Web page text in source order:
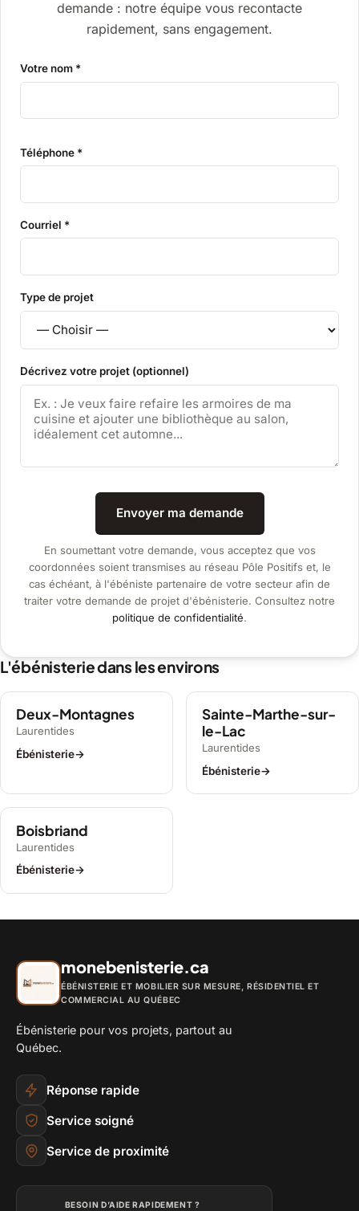
demande : notre équipe vous recontacte
rapidement, sans engagement.
Votre nom *
Téléphone *
Courriel *
Type de projet
Décrivez votre projet (optionnel)
Envoyer ma demande
En soumettant votre demande, vous acceptez que vos
coordonnées soient transmises au réseau Pôle Positifs et, le
cas échéant, à l'ébéniste partenaire de votre secteur afin de
traiter votre demande de projet d'ébénisterie. Consultez notre
politique de confidentialité.
L'ébénisterie dans les environs
Deux-Montagnes
Laurentides
Ébénisterie→
Sainte-Marthe-sur-
le-Lac
Laurentides
Ébénisterie→
Boisbriand
Laurentides
Ébénisterie→
monebenisterie.ca
ÉBÉNISTERIE ET MOBILIER SUR MESURE, RÉSIDENTIEL ET
COMMERCIAL AU QUÉBEC
Ébénisterie pour vos projets, partout au
Québec.
Réponse rapide
Service soigné
Service de proximité
BESOIN D’AIDE RAPIDEMENT ?